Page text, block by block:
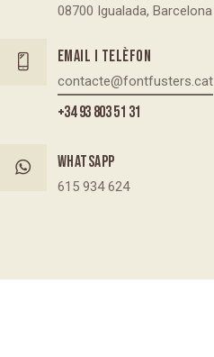
08700 Igualada, Barcelona
Email i telèfon
contacte@fontfusters.cat
+34 93 803 51 31
Whatsapp
615 934 624